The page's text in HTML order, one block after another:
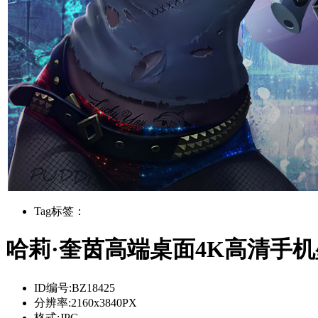
Tag标签：
哈莉·奎茵高端桌面4K高清手
ID编号:BZ18425
分辨率:2160x3840PX